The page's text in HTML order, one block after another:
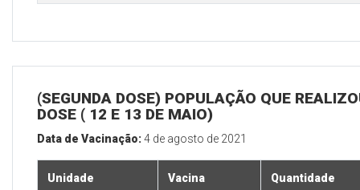
(SEGUNDA DOSE) POPULAÇÃO QUE
DOSE ( 12 E 13 DE MAIO)
Data de Vacinação:4 de agosto de 2021
Unidade Vacina Quantidade